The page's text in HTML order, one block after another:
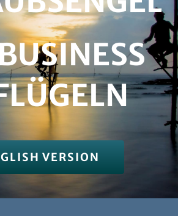
VERSION